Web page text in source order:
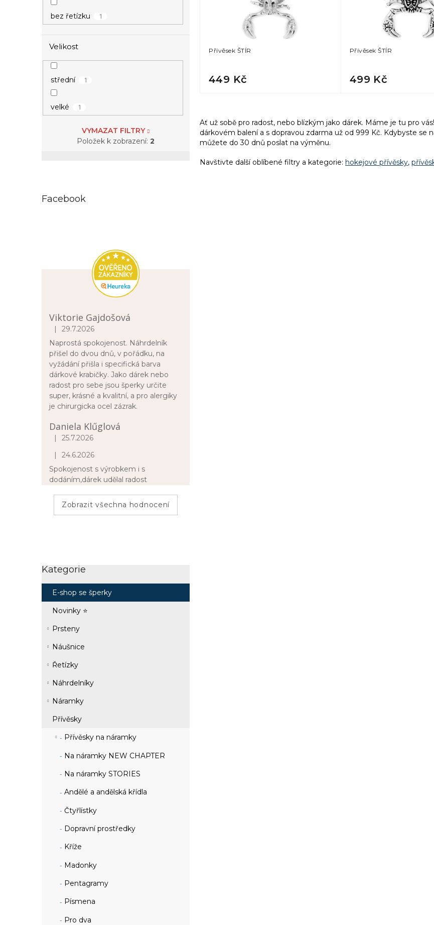
bez řetízku 1
Velikost
střední 1
velké 1
VYMAZAT FILTRY
Položek k zobrazení: 2
Facebook
Viktorie Gajdošová
Hodnocení obchodu je 5 z 5 hvězdiček.
29.7.2026
Naprostá spokojenost. Náhrdelník
přišel do dvou dnů, v pořádku, na
vyžádání přišla i specifická barva
dárkové krabičky. Jako dárek nebo
radost pro sebe jsou šperky určite
super, krásné a kvalitní, a pro alergiky
je chirurgicka ocel zázrak.
Daniela Klűglová
Hodnocení obchodu je 5 z 5 hvězdiček.
25.7.2026
Hodnocení obchodu je 5 z 5 hvězdiček.
24.6.2026
Spokojenost s výrobkem i s
dodáním,dárek udělal radost
Zobrazit všechna hodnocení
Přeskočit
Kategorie
E-shop se šperky
Novinky ⭐
Prsteny
Náušnice
Řetízky
Náhrdelníky
Náramky
Přívěsky
Přívěsky na náramky
Na náramky NEW CHAPTER
Na náramky STORIES
Andělé a andělská křídla
Čtyřlístky
Dopravní prostředky
Kříže
Madonky
Pentagramy
Písmena
Pro dva
Přívěsek ŠTÍR
449 Kč
Přívěsek ŠTÍR
499 Kč
l
á
c
Ať už sobě pro radost, nebo blízkým jako dárek. Máme je tu pro vás!
dárkovém balení a s dopravou zdarma už od 999 Kč. Kdybyste se
můžete do 30 dnů poslat na výměnu.
Navštivte další oblíbené filtry a kategorie: hokejové přívěsky,